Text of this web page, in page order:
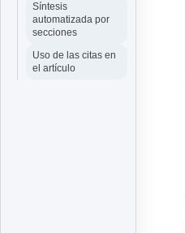
Síntesis
automatizada por
secciones
Uso de las citas en
el artículo